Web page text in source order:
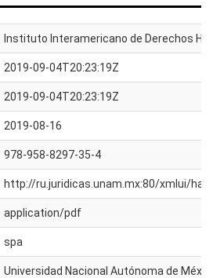
Instituto Interamericano de Derechos
2019-09-04T20:23:19Z
2019-09-04T20:23:19Z
2019-08-16
978-958-8297-35-4
http://ru.juridicas.unam.mx:80/xmlui/
application/pdf
spa
Universidad Nacional Autónoma de